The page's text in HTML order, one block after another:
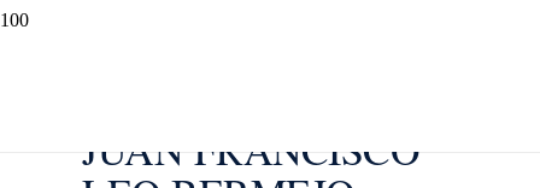
JUAN FRANCISCO